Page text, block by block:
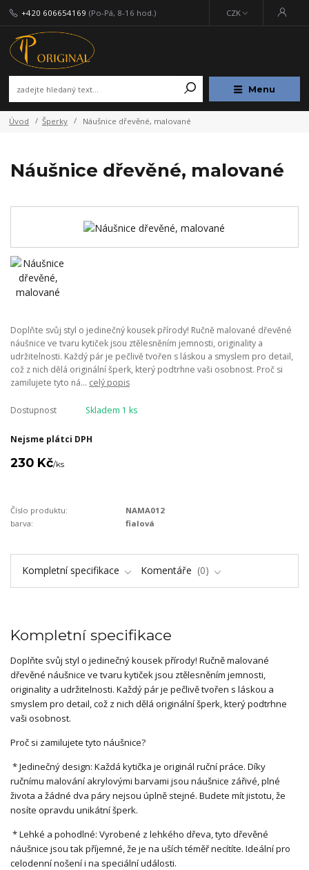
Menu
CZK
+420 606654169 (Po-Pá, 8-16 hod.)
Úvod Šperky Náušnice dřevěné, malované
Náušnice dřevěné, malované
Doplňte svůj styl o jedinečný kousek přírody! Ručně malované dřevěné
náušnice ve tvaru kytiček jsou ztělesněním jemnosti, originality a
udržitelnosti. Každý pár je pečlivě tvořen s láskou a smyslem pro detail,
což z nich dělá originální šperk, který podtrhne vaši osobnost. Proč si
zamilujete tyto ná... celý popis
Dostupnost Skladem 1 ks
Nejsme plátci DPH
230 Kč/ks
Číslo produktu:
NAMA012
barva:
fialová
Kompletní specifikace Komentáře 0
Kompletní specifikace
Doplňte svůj styl o jedinečný kousek přírody! Ručně malované
dřevěné náušnice ve tvaru kytiček jsou ztělesněním jemnosti,
originality a udržitelnosti. Každý pár je pečlivě tvořen s láskou a
smyslem pro detail, což z nich dělá originální šperk, který podtrhne
vaši osobnost.
Proč si zamilujete tyto náušnice?
* Jedinečný design: Každá kytička je originál ruční práce. Díky
ručnímu malování akrylovými barvami jsou náušnice zářivé, plné
života a žádné dva páry nejsou úplně stejné. Budete mít jistotu, že
nosíte opravdu unikátní šperk.
* Lehké a pohodlné: Vyrobené z lehkého dřeva, tyto dřevěné
náušnice jsou tak příjemné, že je na uších téměř necítíte. Ideální pro
celodenní nošení i na speciální události.